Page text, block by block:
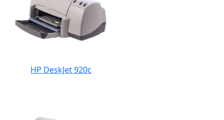
HP DeskJet 920c